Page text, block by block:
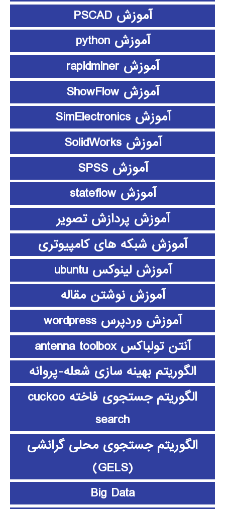
آموزش PSCAD
آموزش python
آموزش rapidminer
آموزش ShowFlow
آموزش SimElectronics
آموزش SolidWorks
آموزش SPSS
آموزش stateflow
آموزش پردازش تصویر
آموزش شبکه های کامپیوتری
آموزش لینوکس ubuntu
آموزش نوشتن مقاله
آموزش وردپرس wordpress
آنتن تولباکس antenna toolbox
الگوریتم بهینه سازی شعله-پروانه
الگوریتم جستجوی فاخته cuckoo
search
الگوریتم جستجوی محلی گرانشی
(GELS)
Big Data